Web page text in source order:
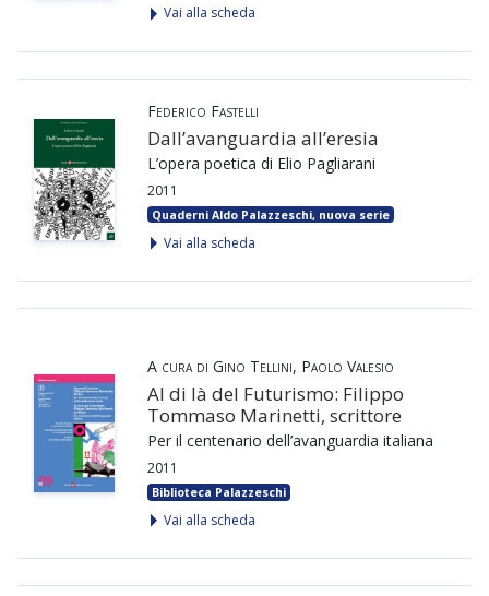
Vai alla scheda
Federico Fastelli
Dall’avanguardia all’eresia
L’opera poetica di Elio Pagliarani
2011
Quaderni Aldo Palazzeschi, nuova serie
Vai alla scheda
A cura di Gino Tellini, Paolo Valesio
Al di là del Futurismo: Filippo
Tommaso Marinetti, scrittore
Per il centenario dell’avanguardia italiana
2011
Biblioteca Palazzeschi
Vai alla scheda